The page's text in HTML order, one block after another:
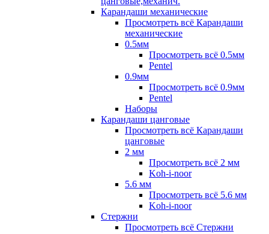
Карандаши механические
Просмотреть всё Карандаши
механические
0.5мм
Просмотреть всё 0.5мм
Pentel
0.9мм
Просмотреть всё 0.9мм
Pentel
Наборы
Карандаши цанговые
Просмотреть всё Карандаши
цанговые
2 мм
Просмотреть всё 2 мм
Koh-i-noor
5.6 мм
Просмотреть всё 5.6 мм
Koh-i-noor
Стержни
Просмотреть всё Стержни